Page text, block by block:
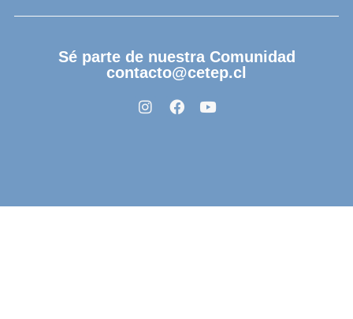
Sé parte de nuestra Comunidad
contacto@cetep.cl